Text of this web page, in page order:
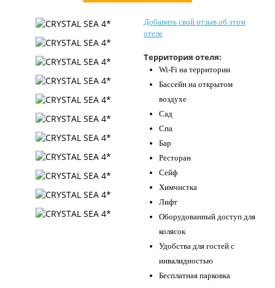
Контакты
Добавить свой отзыв об этом
отеле
Территория отеля:
Wi-Fi на территории
Бассейн на открытом
воздухе
Сад
Спа
Бар
Ресторан
Сейф
Химчистка
Лифт
Оборудованный доступ для
колясок
Удобства для гостей с
инвалидностью
Бесплатная парковка